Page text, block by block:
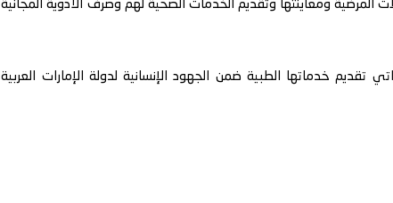
المرضية ومعاينتها وتقديم الخدمات الصحية لهم وصرف الأدوية المجانية
تقديم خدماتها الطبية ضمن الجهود الإنسانية لدولة الإمارات العربية